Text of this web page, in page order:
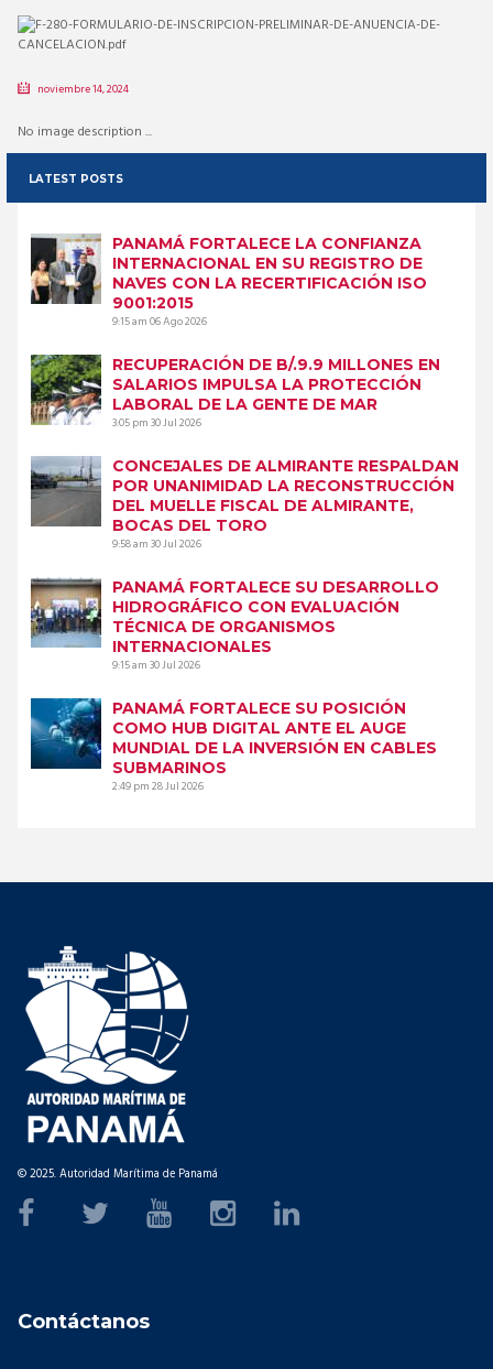
noviembre 14, 2024
No image description ...
LATEST POSTS
PANAMÁ FORTALECE LA CONFIANZA
INTERNACIONAL EN SU REGISTRO DE
NAVES CON LA RECERTIFICACIÓN ISO
9001:2015
9:15 am06 Ago 2026
RECUPERACIÓN DE B/.9.9 MILLONES EN
SALARIOS IMPULSA LA PROTECCIÓN
LABORAL DE LA GENTE DE MAR
3:05 pm30 Jul 2026
CONCEJALES DE ALMIRANTE RESPALDAN
POR UNANIMIDAD LA RECONSTRUCCIÓN
DEL MUELLE FISCAL DE ALMIRANTE,
BOCAS DEL TORO
9:58 am30 Jul 2026
PANAMÁ FORTALECE SU DESARROLLO
HIDROGRÁFICO CON EVALUACIÓN
TÉCNICA DE ORGANISMOS
INTERNACIONALES
9:15 am30 Jul 2026
PANAMÁ FORTALECE SU POSICIÓN
COMO HUB DIGITAL ANTE EL AUGE
MUNDIAL DE LA INVERSIÓN EN CABLES
SUBMARINOS
2:49 pm28 Jul 2026
© 2025. Autoridad Marítima de Panamá
Contáctanos